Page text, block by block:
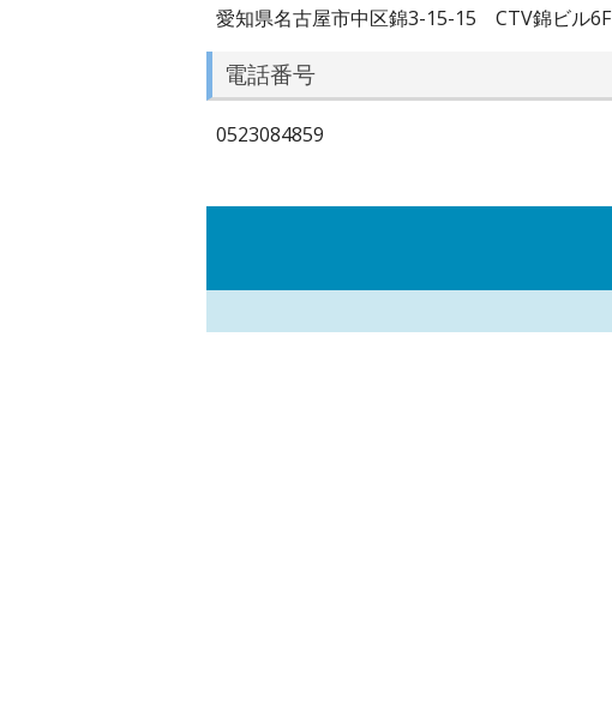
愛知県名古屋市中区錦3-15-15 CTV錦ビル6F
電話番号
0523084859